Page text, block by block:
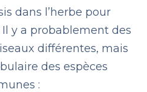
dans l’herbe pour
y a probablement des
différentes, mais
des espèces
: